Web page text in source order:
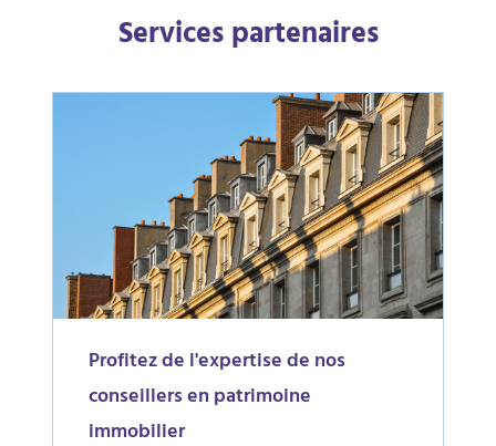
Services partenaires
Profitez de l'expertise de nos
conseillers en patrimoine
immobilier